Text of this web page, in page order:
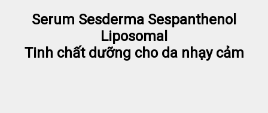
Serum Sesderma Sespanthenol
Liposomal
Tinh chất dưỡng cho da nhạy cảm